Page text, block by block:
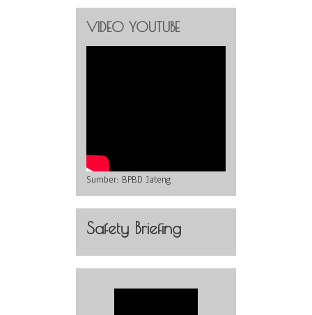
VIDEO YOUTUBE
Sumber: BPBD Jateng
Safety Briefing